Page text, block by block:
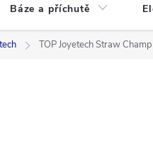
Báze a příchutě
TOP Joyetech Straw